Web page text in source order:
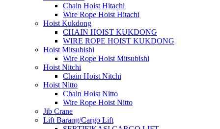
Chain Hoist Hitachi
Wire Rope Hoist Hitachi
Hoist Kukdong
CHAIN HOIST KUKDONG
WIRE ROPE HOIST KUKDONG
Hoist Mitsubishi
Wire Rope Hoist Mitsubishi
Hoist Nitchi
Chain Hoist Nitchi
Hoist Nitto
Chain Hoist Nitto
Wire Rope Hoist Nitto
Jib Crane
Lift Barang/Cargo Lift